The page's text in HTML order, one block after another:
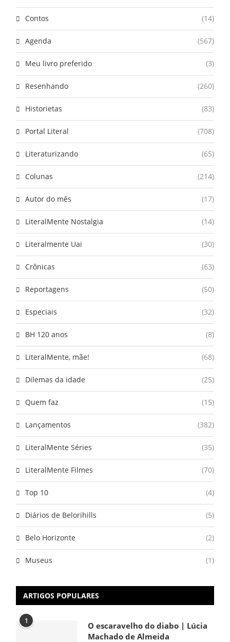
Contos (14)
Agenda (567)
Meu livro preferido (3)
Resenhando (260)
Historietas (83)
Portal Literal (708)
Literaturizando (65)
Colunas (214)
Autor do mês (17)
LiteralMente Nostalgia (14)
Literalmente Uai (30)
Crônicas (63)
Reportagens (50)
Especiais (32)
BH 120 anos (8)
LiteralMente, mãe! (68)
Dilemas da idade (25)
Quem faz (15)
Lançamentos (382)
LiteralMente Séries (35)
LiteralMente Filmes (70)
Top 10 (4)
Diários de Belorihills (5)
Belo Horizonte (2)
Museus (1)
ARTIGOS POPULARES
1
O escaravelho do diabo | Lúcia
Machado de Almeida